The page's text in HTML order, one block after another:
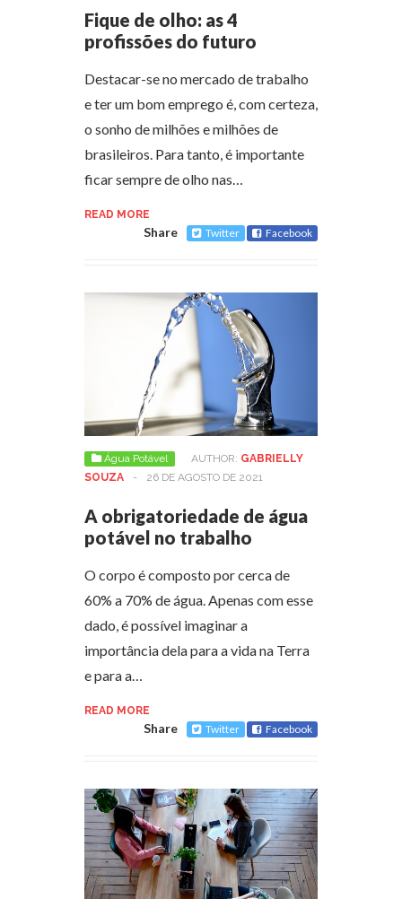
Fique de olho: as 4
profissões do futuro
Destacar-se no mercado de trabalho
e ter um bom emprego é, com certeza,
o sonho de milhões e milhões de
brasileiros. Para tanto, é importante
ficar sempre de olho nas…
READ MORE
Share Twitter Facebook
Água Potável AUTHOR: GABRIELLY
SOUZA
- 26 DE AGOSTO DE 2021
A obrigatoriedade de água
potável no trabalho
O corpo é composto por cerca de
60% a 70% de água. Apenas com esse
dado, é possível imaginar a
importância dela para a vida na Terra
e para a…
READ MORE
Share Twitter Facebook